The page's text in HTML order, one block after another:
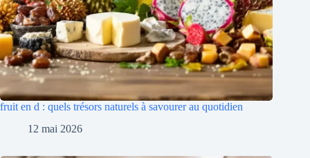
fruit en d : quels trésors naturels à savourer au quotidien
12 mai 2026